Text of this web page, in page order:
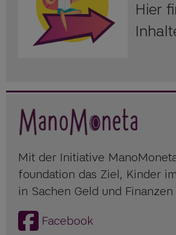
Hier
Mit der Initiative
foundation das Ziel, Kinder
in Sachen Geld und
Facebook